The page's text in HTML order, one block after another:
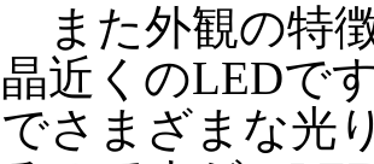
また外観の特
晶近くのLEDで
でさまざまな光